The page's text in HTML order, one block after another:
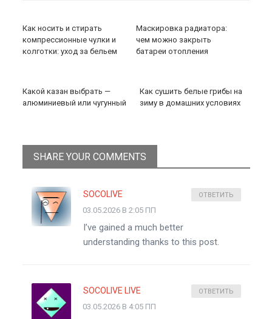
Как носить и стирать
компрессионные чулки и
колготки: уход за бельем
Маскировка радиатора:
чем можно закрыть
батареи отопления
Какой казан выбрать —
алюминиевый или чугунный
Как сушить белые грибы на
зиму в домашних условиях
SHARE YOUR COMMENTS
SOCOLIVE
03.05.2026 В 2:05 ПП
I’ve gained a much better
understanding thanks to this post.
ОТВЕТИТЬ
SOCOLIVE LIVE
03.05.2026 В 4:05 ПП
ОТВЕТИТЬ